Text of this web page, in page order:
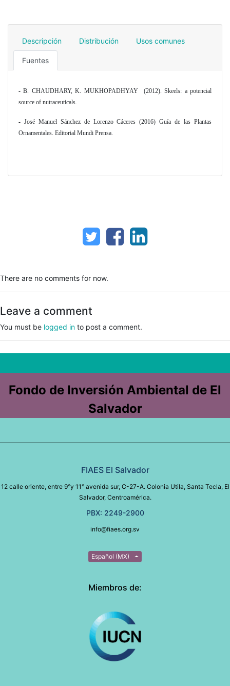
Descripción Distribución Usos comunes
Fuentes
-B. CHAUDHARY, K. MUKHOPADHYAY (2012). Skeels: a potencial
source of nutraceuticals.
- José Manuel Sánchez de Lorenzo Cáceres (2016) Guía de las Plantas
Ornamentales. Editorial Mundi Prensa.
There are no comments for now.
Leave a comment
You must be logged in to post a comment.
Fondo de Inversión Ambiental de El
Salvador
FIAES El Salvador
12 calle oriente, entre 9°y 11° avenida sur, C-27-A. Colonia Utila, Santa Tecla, El
Salvador, Centroamérica.
PBX: 2249-2900
info@fiaes.org.sv
Español (MX)
Miembros de: